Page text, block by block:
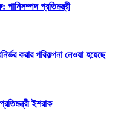
পানিসম্পদ প্রতিমন্ত্রী
করার পরিকল্পনা নেওয়া হয়েছে
ইশরাক